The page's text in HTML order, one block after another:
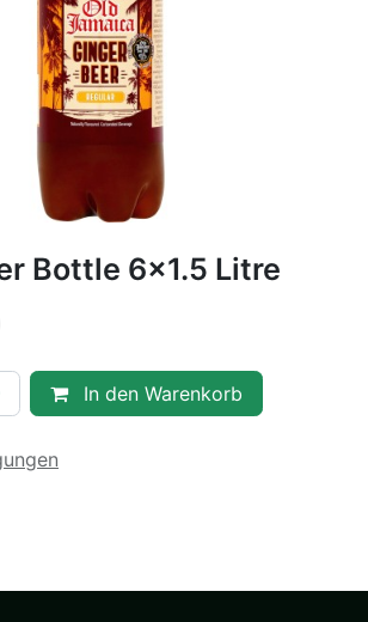
Bottle 6x1.5 Litre
In den Warenkorb